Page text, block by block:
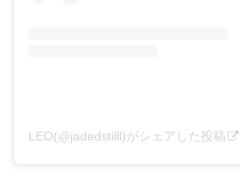
LEO(@jadedstilll)がシェアした投稿